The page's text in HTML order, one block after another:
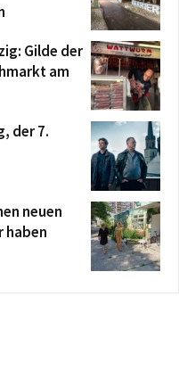
Gilde der
am
der 7.
neuen
haben